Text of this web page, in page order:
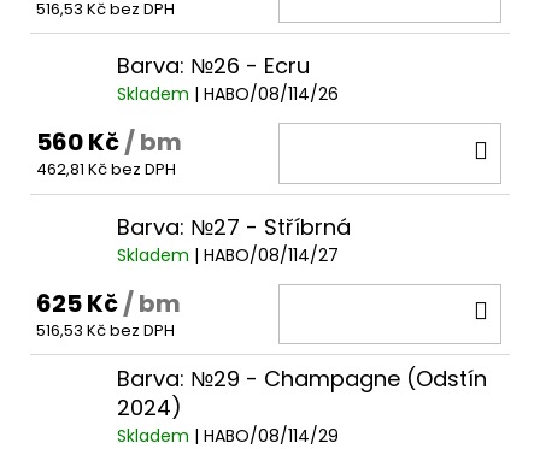
516,53 Kč bez DPH
Barva: №26 - Ecru
Skladem | HABO/08/114/26
560 Kč/ bm
462,81 Kč bez DPH
Barva: №27 - Stříbrná
Skladem | HABO/08/114/27
625 Kč/ bm
516,53 Kč bez DPH
Barva: №29 - Champagne (Odstín
2024)
Skladem | HABO/08/114/29